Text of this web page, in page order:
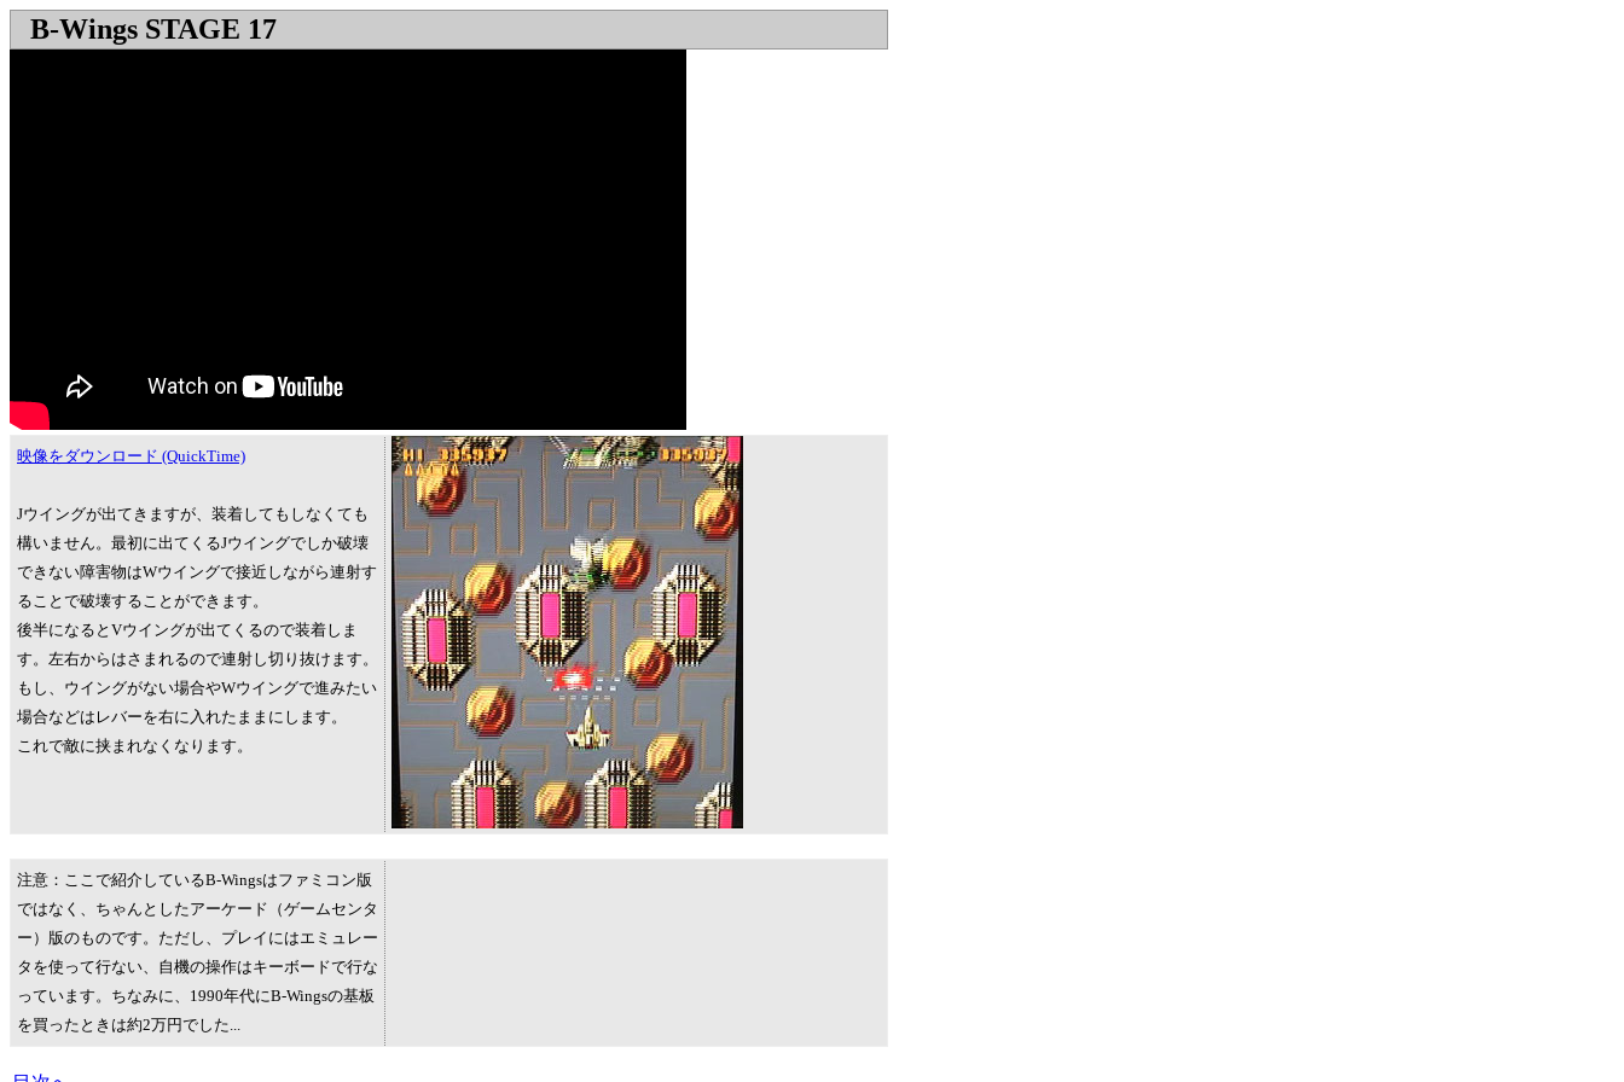
B-Wings STAGE 17
映像をダウンロード (QuickTime)
Jウイングが出てきますが、装着してもしなくても
構いません。最初に出てくるJウイングでしか破壊
できない障害物はWウイングで接近しながら連射す
ることで破壊することができます。
後半になるとVウイングが出てくるので装着しま
す。左右からはさまれるので連射し切り抜けます。
もし、ウイングがない場合やWウイングで進みたい
場合などはレバーを右に入れたままにします。
これで敵に挟まれなくなります。
注意：ここで紹介しているB-Wingsはファミコン版
ではなく、ちゃんとしたアーケード（ゲームセンタ
ー）版のものです。ただし、プレイにはエミュレー
タを使って行ない、自機の操作はキーボードで行な
っています。ちなみに、1990年代にB-Wingsの基板
を買ったときは約2万円でした...